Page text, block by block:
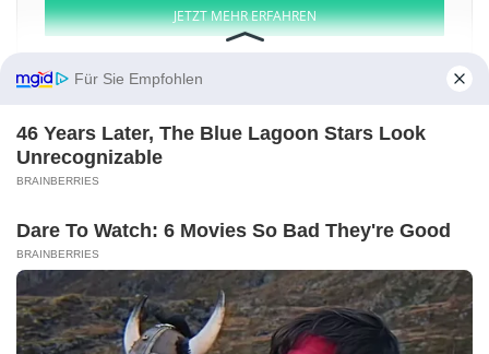
JETZT MEHR ERFAHREN
Aktien ATX DAX EuroStoxx 50 Dow Jones NASDAQ 100
Nikkei 225
AB Igrene Cons of 2 Shs + 1 Wt KuangChi Science Eprolius Ingatlan
Kontakt-Impressum-Werbung-Barrierefreiheit
Sitemap-Datenschutz-Disclaimer-AGB-Privatsphäre-Einstellungen
Für Sie Empfohlen
46 Years Later, The Blue Lagoon Stars Look
Unrecognizable
BRAINBERRIES
Dare To Watch: 6 Movies So Bad They're Good
BRAINBERRIES